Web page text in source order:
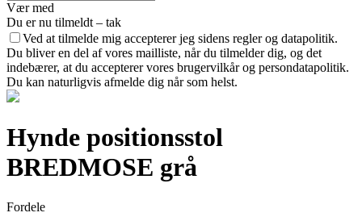
Vær med
Du er nu tilmeldt – tak
Ved at tilmelde mig accepterer jeg sidens regler og datapolitik.
Du bliver en del af vores mailliste, når du tilmelder dig, og det
indebærer, at du accepterer vores brugervilkår og persondatapolitik.
Du kan naturligvis afmelde dig når som helst.
Hynde positionsstol
BREDMOSE grå
Fordele